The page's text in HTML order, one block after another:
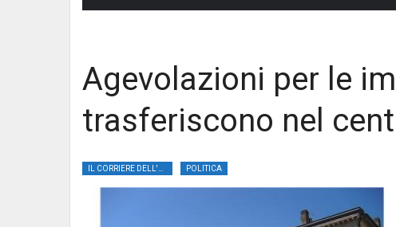
Agevolazioni per le
trasferiscono nel
POLITICA